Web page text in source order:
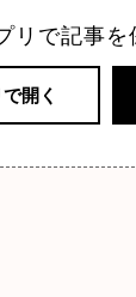
リで記事を
開く